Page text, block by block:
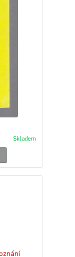
Skladem